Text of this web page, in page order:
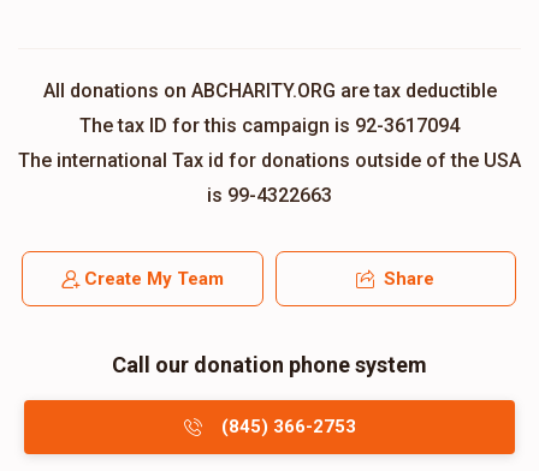
All donations on ABCHARITY.ORG are tax deductible
The tax ID for this campaign is 92-3617094
The international Tax id for donations outside of the USA
is 99-4322663
Create My Team Share
Call our donation phone system
(845) 366-2753